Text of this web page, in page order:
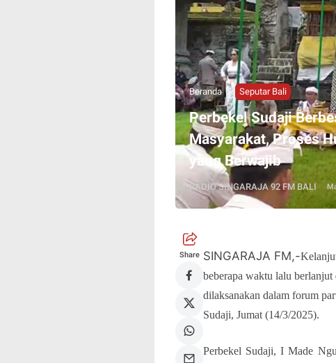
Beranda Seputar Bali
Perbekel Sudaji
Masyarakat, Proses
yang Berwajib
RADIO SINGARAJA 92 FM BALI
Share SINGARAJA FM,-
beberapa waktu lalu berlanjut
dilaksanakan dalam forum
Sudaji, Jumat (14/3/2025).
Perbekel Sudaji, I Made